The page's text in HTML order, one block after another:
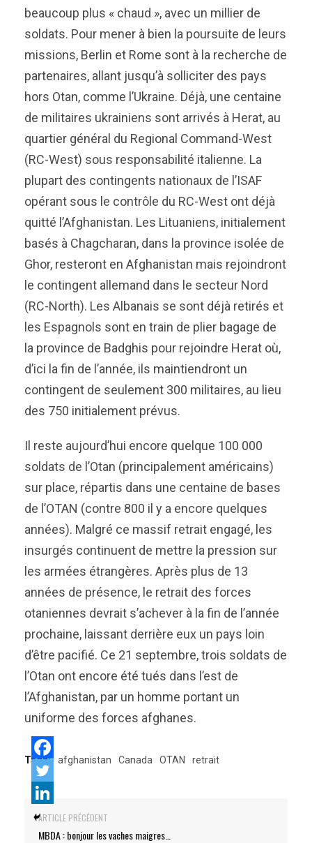
beaucoup plus « chaud », avec un millier de
soldats. Pour mener à bien la poursuite de leurs
missions, Berlin et Rome sont à la recherche de
partenaires, allant jusqu’à solliciter des pays
hors Otan, comme l’Ukraine. Déjà, une centaine
de militaires ukrainiens sont arrivés à Herat, au
quartier général du Regional Command-West
(RC-West) sous responsabilité italienne. La
plupart des contingents nationaux de l’ISAF
opérant sous le contrôle du RC-West ont déjà
quitté l’Afghanistan. Les Lituaniens, initialement
basés à Chagcharan, dans la province isolée de
Ghor, resteront en Afghanistan mais rejoindront
le contingent allemand dans le secteur Nord
(RC-North). Les Albanais se sont déjà retirés et
les Espagnols sont en train de plier bagage de
la province de Badghis pour rejoindre Herat où,
d’ici la fin de l’année, ils maintiendront un
contingent de seulement 300 militaires, au lieu
des 750 initialement prévus.
Il reste aujourd’hui encore quelque 100 000
soldats de l’Otan (principalement américains)
sur place, répartis dans une centaine de bases
de l’OTAN (contre 800 il y a encore quelques
années). Malgré ce massif retrait engagé, les
insurgés continuent de mettre la pression sur
les armées étrangères. Après plus de 13
années de présence, le retrait des forces
otaniennes devrait s’achever à la fin de l’année
prochaine, laissant derrière eux un pays loin
d’être pacifié. Ce 21 septembre, trois soldats de
l’Otan ont encore été tués dans l’est de
l’Afghanistan, par un homme portant un
uniforme des forces afghanes.
Tags: afghanistan Canada OTAN retrait
ARTICLE PRÉCÉDENT
MBDA : bonjour les vaches maigres…